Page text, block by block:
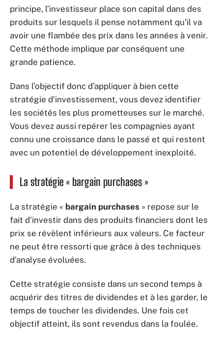
principe, l’investisseur place son capital dans des
produits sur lesquels il pense notamment qu’il va
avoir une flambée des prix dans les années à venir.
Cette méthode implique par conséquent une
grande patience.
Dans l’objectif donc d’appliquer à bien cette
stratégie d’investissement, vous devez identifier
les sociétés les plus prometteuses sur le marché.
Vous devez aussi repérer les compagnies ayant
connu une croissance dans le passé et qui restent
avec un potentiel de développement inexploité.
La stratégie « bargain purchases »
La stratégie « bargain purchases » repose sur le
fait d’investir dans des produits financiers dont les
prix se révèlent inférieurs aux valeurs. Ce facteur
ne peut être ressorti que grâce à des techniques
d’analyse évoluées.
Cette stratégie consiste dans un second temps à
acquérir des titres de dividendes et à les garder, le
temps de toucher les dividendes. Une fois cet
objectif atteint, ils sont revendus dans la foulée.